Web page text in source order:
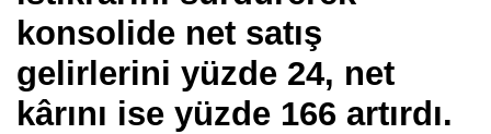
konsolide net satış
gelirlerini yüzde 24, net
kârını ise yüzde 166 artırdı.